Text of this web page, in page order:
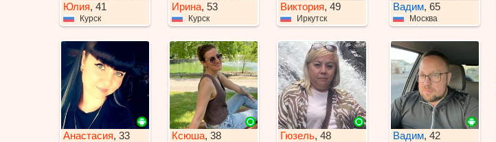
Юлия, 41
Курск
Ирина, 53
Курск
Виктория, 49
Иркутск
Анастасия, 33 Ксюша, 38 Гюзель, 48
Вадим, 65
Москва
Вадим, 42